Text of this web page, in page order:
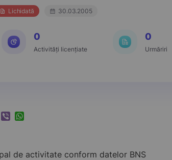
Lichidată 30.03.2005
0
Activități licențiate
0
Urmăriri
ViberWhatsApp
de activitate conform datelor BNS